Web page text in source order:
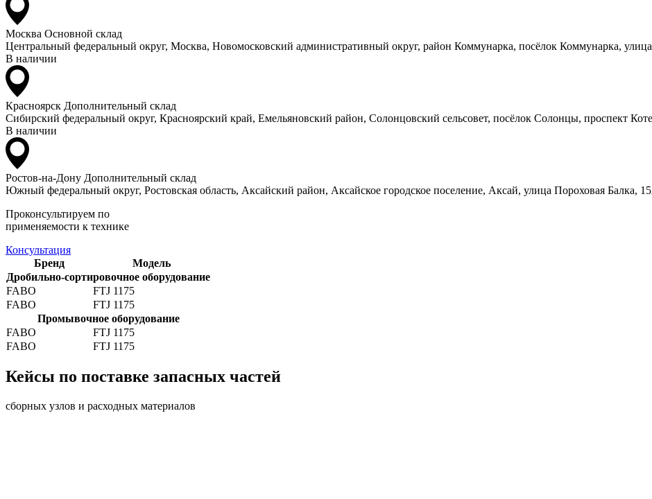
Москва Основной склад
Центральный федеральный округ, Москва, Новомосковский административный округ, район Коммунарка, посёлок Коммунарка,
В наличии
Красноярск Дополнительный склад
Сибирский федеральный округ, Красноярский край, Емельяновский район, Солонцовский сельсовет, посёлок Солонцы, проспект
В наличии
Ростов-на-Дону Дополнительный склад
Южный федеральный округ, Ростовская область, Аксайский район, Аксайское городское поселение, Аксай, улица Пороховая Балка,
Проконсультируем по
применяемости к технике
Консультация
Бренд
Модель
Дробильно-сортировочное оборудование
FABO
FTJ 1175
FABO
FTJ 1175
Промывочное оборудование
FABO
FTJ 1175
FABO
FTJ 1175
Кейсы по поставке запасных частей
сборных узлов и расходных материалов